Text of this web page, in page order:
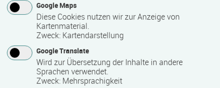
Zeitmuster
Vollzeit
Lehr- und Lernform
Google Maps
Diese Cookies nutzen wir zur Anzeige von
Kartenmaterial.
Zweck: Kartendarstellung
Google Translate
Wird zur Übersetzung der Inhalte in andere
Sprachen verwendet.
Zweck: Mehrsprachigkeit